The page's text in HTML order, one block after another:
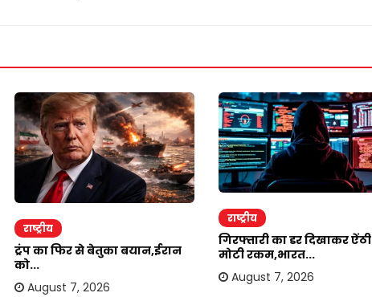
राष्ट्रीय
ट्रंप का फिर से बेतुका बयान,ईरान
को...
August 7, 2026
राष्ट्रीय
गिरफ्तारी का डर दिखाकर ऐंठी
मोटी रकम,भारत...
August 7, 2026